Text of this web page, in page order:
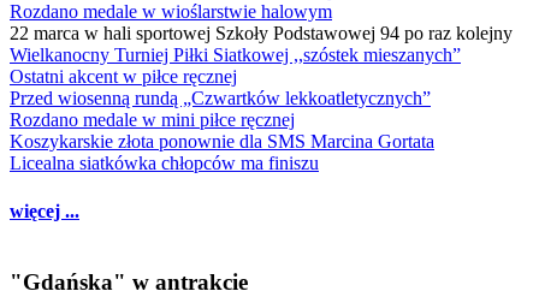
Rozdano medale w wioślarstwie halowym
22 marca w hali sportowej Szkoły Podstawowej 94 po raz kolejny
Wielkanocny Turniej Piłki Siatkowej ,,szóstek mieszanych”
Ostatni akcent w piłce ręcznej
Przed wiosenną rundą „Czwartków lekkoatletycznych”
Rozdano medale w mini piłce ręcznej
Koszykarskie złota ponownie dla SMS Marcina Gortata
Licealna siatkówka chłopców ma finiszu
więcej ...
"Gdańska" w antrakcie